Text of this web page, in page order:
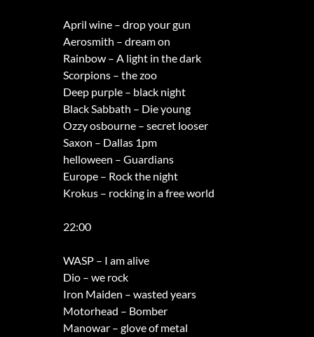
April wine – drop your gun
Aerosmith – dream on
Rainbow – A light in the dark
Scorpions – the zoo
Deep purple – black night
Black Sabbath – Die young
Ozzy osbourne – secret looser
Saxon – Dallas 1pm
helloween – Guardians
Europe – Rock the night
Krokus – rocking in a free world
22:00
WASP – I am alive
Dio – we rock
Iron Maiden – wasted years
Motorhead – Bomber
Manowar – glove of metal